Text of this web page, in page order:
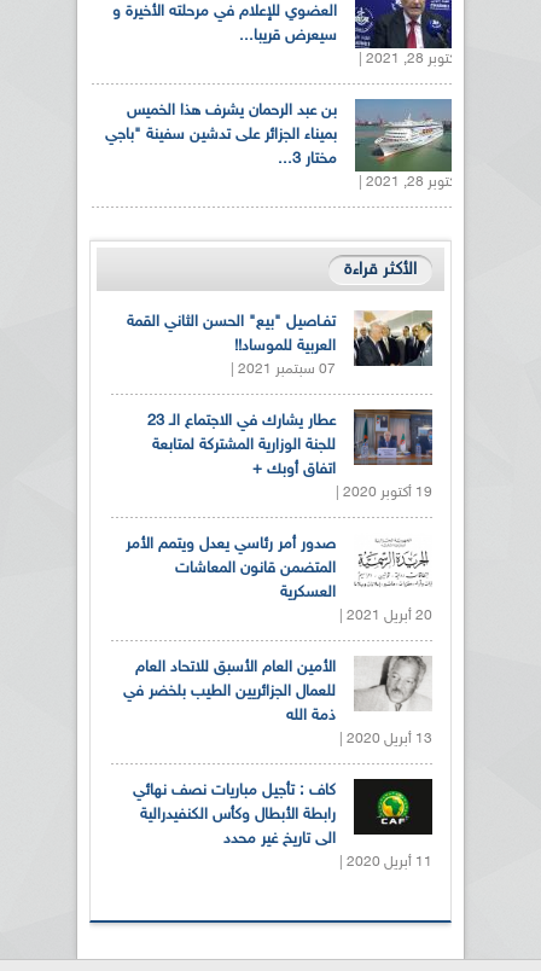
العضوي للإعلام في مرحلته الأخيرة و
سيعرض قريبا...
أكتوبر 28, 2021 |
بن عبد الرحمان يشرف هذا الخميس
بميناء الجزائر على تدشين سفينة "باجي
مختار 3...
أكتوبر 28, 2021 |
الأكثر قراءة
تفـاصيل "بيع" الحسن الثاني القمة
العربية للموساد!!
07 سبتمبر 2021 |
عطار يشارك في الاجتماع الـ 23
للجنة الوزارية المشتركة لمتابعة
اتفاق أوبك +
19 أكتوبر 2020 |
صدور أمر رئاسي يعدل ويتمم الأمر
المتضمن قانون المعاشات
العسكرية
20 أبريل 2021 |
الأمين العام الأسبق للاتحاد العام
للعمال الجزائريين الطيب بلخضر في
ذمة الله
13 أبريل 2020 |
كاف : تأجيل مباريات نصف نهائي
رابطة الأبطال وكأس الكنفيدرالية
الى تاريخ غير محدد
11 أبريل 2020 |